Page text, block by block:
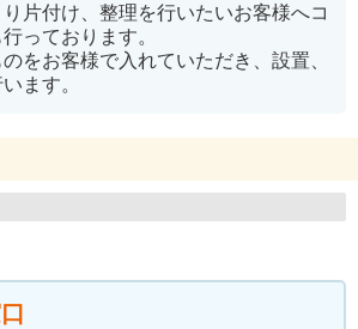
片付け、整理を行いたいお客様へコ
っております。
をお客様で入れていただき、設置、
ます。